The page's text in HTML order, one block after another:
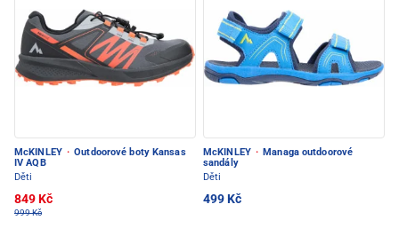
McKINLEY · Outdoorové boty Kansas
IV AQB
Děti
849 Kč
999 Kč
McKINLEY · Managa outdoorové
sandály
Děti
499 Kč